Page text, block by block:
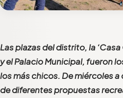
Las plazas del distrito, la
y el Palacio Municipal, fueron
los más chicos. De miércoles
de diferentes propuestas